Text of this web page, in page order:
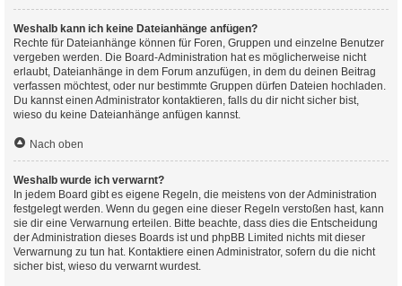
Weshalb kann ich keine Dateianhänge anfügen?
Rechte für Dateianhänge können für Foren, Gruppen und einzelne Benutzer
vergeben werden. Die Board-Administration hat es möglicherweise nicht
erlaubt, Dateianhänge in dem Forum anzufügen, in dem du deinen Beitrag
verfassen möchtest, oder nur bestimmte Gruppen dürfen Dateien hochladen.
Du kannst einen Administrator kontaktieren, falls du dir nicht sicher bist,
wieso du keine Dateianhänge anfügen kannst.
Nach oben
Weshalb wurde ich verwarnt?
In jedem Board gibt es eigene Regeln, die meistens von der Administration
festgelegt werden. Wenn du gegen eine dieser Regeln verstoßen hast, kann
sie dir eine Verwarnung erteilen. Bitte beachte, dass dies die Entscheidung
der Administration dieses Boards ist und phpBB Limited nichts mit dieser
Verwarnung zu tun hat. Kontaktiere einen Administrator, sofern du die nicht
sicher bist, wieso du verwarnt wurdest.